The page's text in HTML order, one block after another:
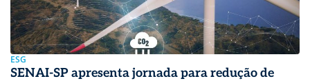
ESG
SENAI-SP apresenta jornada para redução de